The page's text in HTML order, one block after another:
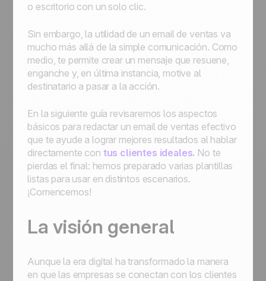
o escritorio con un solo clic.
Sin embargo, la utilidad de un email de ventas va
mucho más allá de la simple comunicación. Como
medio, te permite crear un mensaje que resuene,
enganche y, en última instancia, motive al
destinatario a pasar a la acción.
En la siguiente guía revisaremos los aspectos
básicos para redactar un email de ventas efectivo
que te ayude a lograr mejores resultados al hablar
directamente con tus clientes ideales. No te
pierdas el final: hemos preparado varias plantillas
listas para usar en distintos escenarios.
¡Comencemos!
La visión general
Aunque la era digital ha transformado la manera
en que las empresas se conectan con los clientes